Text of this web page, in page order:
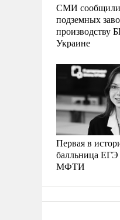
СМИ
подземных
производству
Украине
Первая в
балльница ЕГЭ
МФТИ